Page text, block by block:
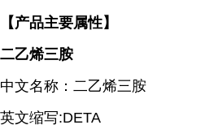
【产品主要属性】
二乙烯三胺
中文名称：二乙烯三胺
英文缩写:DETA